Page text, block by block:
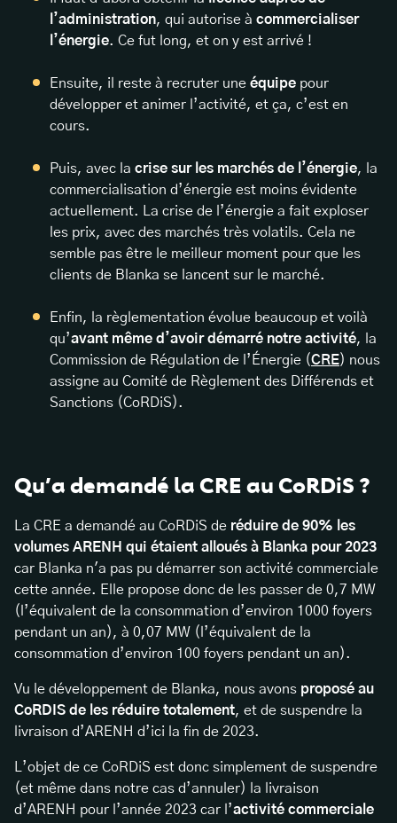
l’administration, qui autorise à commercialiser
l’énergie. Ce fut long, et on y est arrivé !
Ensuite, il reste à recruter une équipe pour
développer et animer l’activité, et ça, c’est en
cours.
Puis, avec la crise sur les marchés de l’énergie, la
commercialisation d’énergie est moins évidente
actuellement. La crise de l’énergie a fait exploser
les prix, avec des marchés très volatils. Cela ne
semble pas être le meilleur moment pour que les
clients de Blanka se lancent sur le marché.
Enfin, la règlementation évolue beaucoup et voilà
qu’avant même d’avoir démarré notre activité, la
Commission de Régulation de l’Énergie (CRE) nous
assigne au Comité de Règlement des Différends et
Sanctions (CoRDiS).
Qu’a demandé la CRE au CoRDiS ?
La CRE a demandé au CoRDiS de réduire de 90% les
volumes ARENH qui étaient alloués à Blanka pour 2023
car Blanka n'a pas pu démarrer son activité commerciale
cette année. Elle propose donc de les passer de 0,7 MW
(l’équivalent de la consommation d’environ 1000 foyers
pendant un an), à 0,07 MW (l’équivalent de la
consommation d’environ 100 foyers pendant un an).
Vu le développement de Blanka, nous avons proposé au
CoRDIS de les réduire totalement, et de suspendre la
livraison d’ARENH d’ici la fin de 2023.
L’objet de ce CoRDiS est donc simplement de suspendre
(et même dans notre cas d’annuler) la livraison
d’ARENH pour l’année 2023 car l’activité commerciale